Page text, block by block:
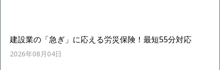
建設業の「急ぎ」に応える労災保険！最短55分対応
2026年08月04日